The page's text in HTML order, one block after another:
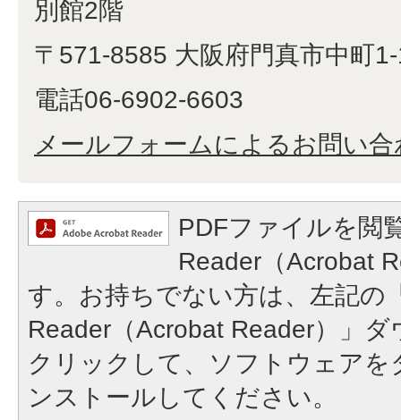
別館2階
〒571-8585 大阪府門真市中町
電話06-6902-6603
メールフォームによるお問い合
PDFファイルを閲
Reader（Acrobat
す。お持ちでない方は、左記の
Reader（Acrobat Reader）」
クリックして、ソフトウェア
ンストールしてください。